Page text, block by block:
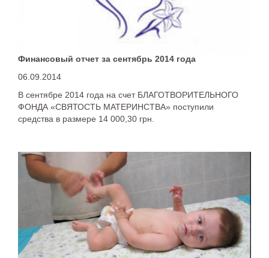
Финансовый отчет за сентябрь 2014 года
06.09.2014
В сентябре 2014 года на счет БЛАГОТВОРИТЕЛЬНОГО
ФОНДА «СВЯТОСТЬ МАТЕРИНСТВА» поступили
средства в размере 14 000,30 грн.